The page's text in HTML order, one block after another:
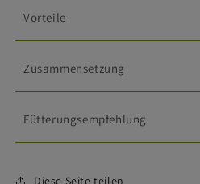
Vorteile
Zusammensetzung
Fütterungsempfehlung
Diese Seite teilen